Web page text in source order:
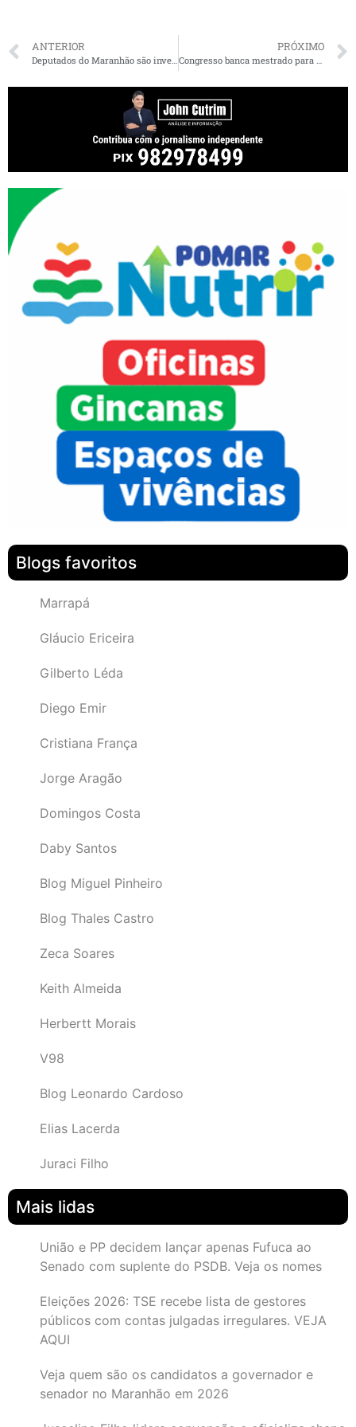
ANTERIOR
Deputados do Maranhão são investigados ou réus criminais. Confira os nomes e os processos
PRÓXIMO
Congresso banca mestrado para Eliziane na faculdade de Gilmar Mendes
Blogs favoritos
Marrapá
Gláucio Ericeira
Gilberto Léda
Diego Emir
Cristiana França
Jorge Aragão
Domingos Costa
Daby Santos
Blog Miguel Pinheiro
Blog Thales Castro
Zeca Soares
Keith Almeida
Herbertt Morais
V98
Blog Leonardo Cardoso
Elias Lacerda
Juraci Filho
Mais lidas
União e PP decidem lançar apenas Fufuca ao
Senado com suplente do PSDB. Veja os nomes
Eleições 2026: TSE recebe lista de gestores
públicos com contas julgadas irregulares. VEJA
AQUI
Veja quem são os candidatos a governador e
senador no Maranhão em 2026